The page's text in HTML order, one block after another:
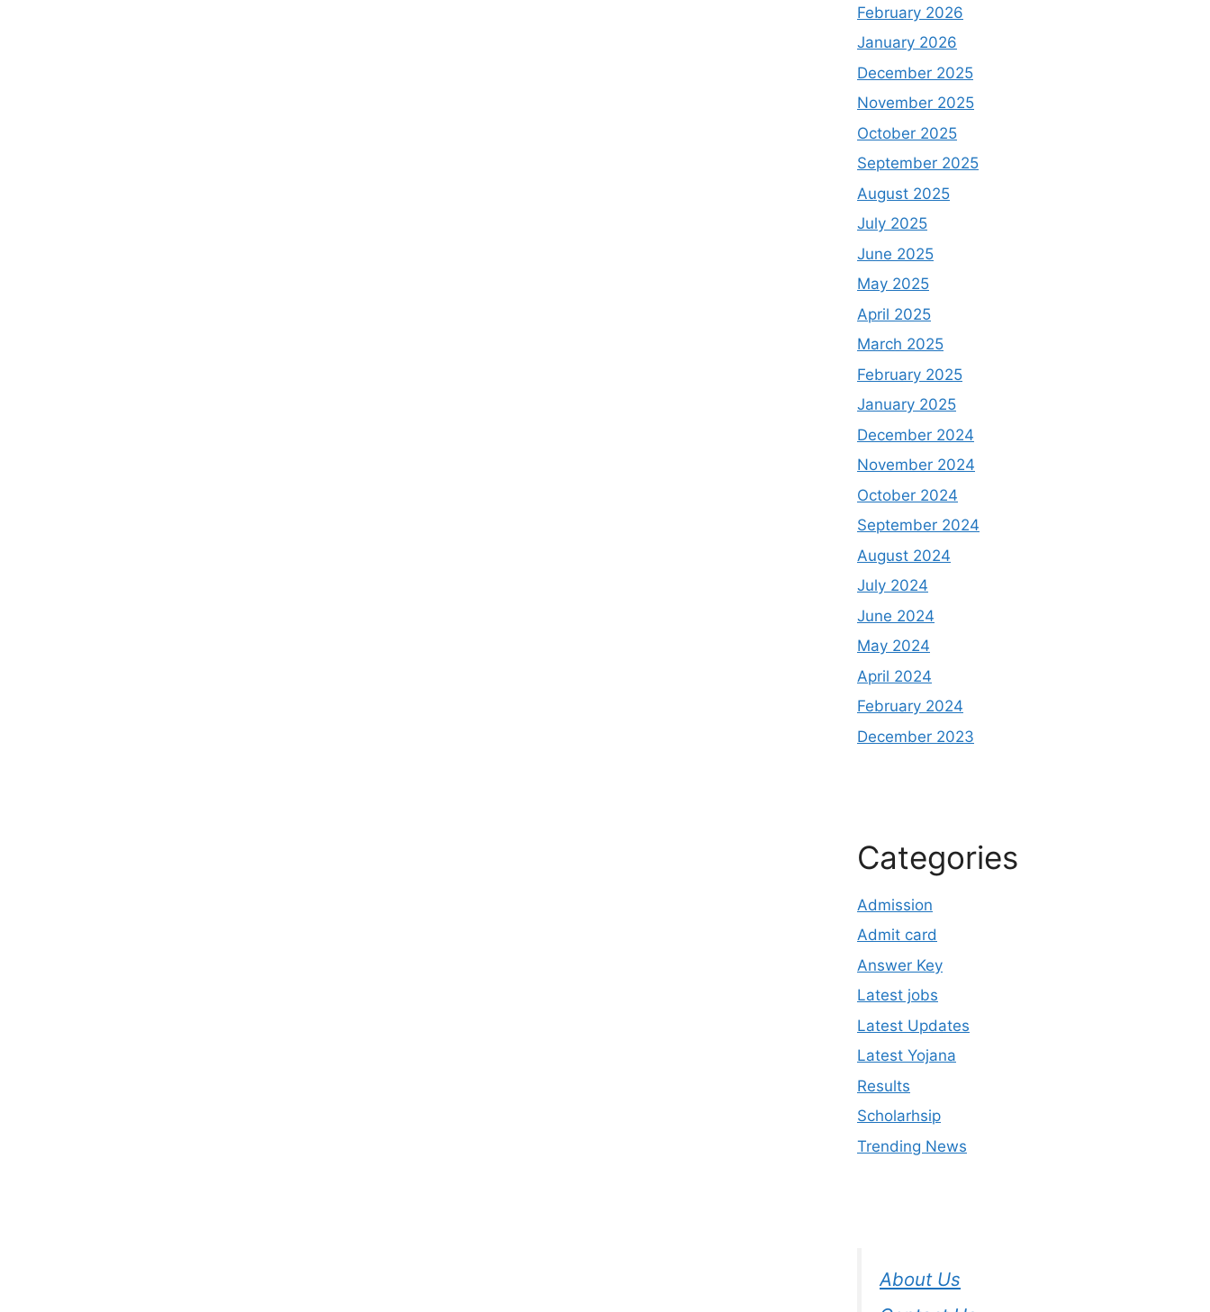
February 2026
January 2026
December 2025
November 2025
October 2025
September 2025
August 2025
July 2025
June 2025
May 2025
April 2025
March 2025
February 2025
January 2025
December 2024
November 2024
October 2024
September 2024
August 2024
July 2024
June 2024
May 2024
April 2024
February 2024
December 2023
Categories
Admission
Admit card
Answer Key
Latest jobs
Latest Updates
Latest Yojana
Results
Scholarhsip
Trending News
About Us